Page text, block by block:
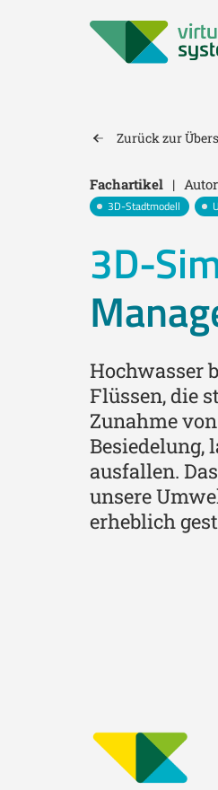
Zurück zur
Fachartikel |
3D-Stadtmodell
3D-
Hochwasser
Flüssen, die
Zunahme
Besiedelung,
ausfallen.
unsere
erheblich